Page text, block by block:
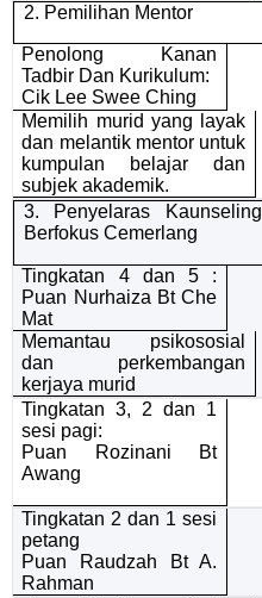
2. Pemilihan Mentor
Penolong Kanan
Tadbir Dan Kurikulum:
Cik Lee Swee Ching
Memilih murid yang layak
dan melantik mentor untuk
kumpulan belajar dan
subjek akademik.
3. Penyelaras Kaunseling
Berfokus Cemerlang
Tingkatan 4 dan 5 :
Puan Nurhaiza Bt Che
Mat
Memantau psikososial
dan perkembangan
kerjaya murid
Tingkatan 3, 2 dan 1
sesi pagi:
Puan Rozinani Bt
Awang
Tingkatan 2 dan 1 sesi
petang
Puan Raudzah Bt A.
Rahman